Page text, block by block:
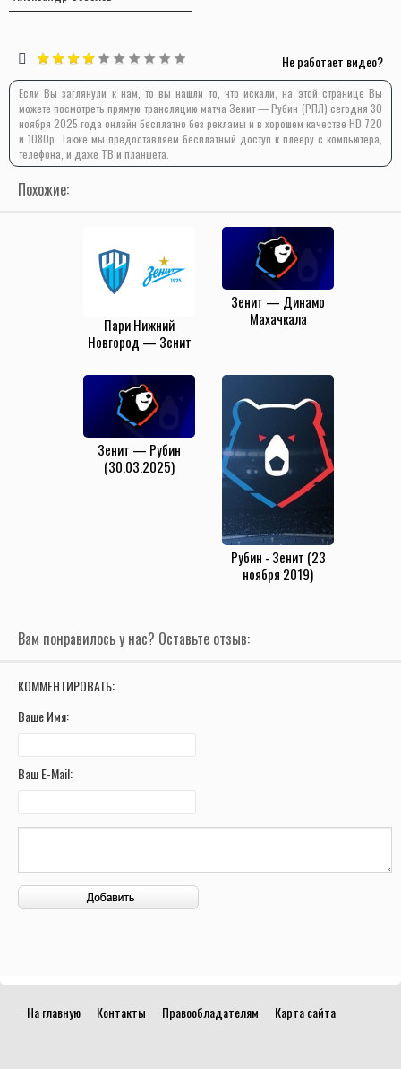
Не работает видео?
Если Вы заглянули к нам, то вы нашли то, что искали, на этой странице Вы
можете посмотреть прямую трансляцию матча Зенит — Рубин (РПЛ) сегодня 30
ноября 2025 года онлайн бесплатно без рекламы и в хорошем качестве HD 720
и 1080p. Также мы предоставляем бесплатный доступ к плееру с компьютера,
телефона, и даже ТВ и планшета.
Похожие:
Пари Нижний
Новгород — Зенит
Зенит — Динамо
Махачкала
Зенит — Рубин
(30.03.2025)
Рубин - Зенит (23
ноября 2019)
Вам понравилось у нас? Оставьте отзыв:
КОММЕНТИРОВАТЬ:
Ваше Имя:
Ваш E-Mail:
На главную Контакты Правообладателям Карта сайта